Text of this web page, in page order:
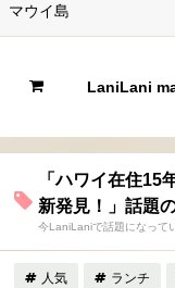
マウイ島
LaniLani
「ハワイ在住15
新発見！」話題
今LaniLaniで話題になって
人気 ランチ